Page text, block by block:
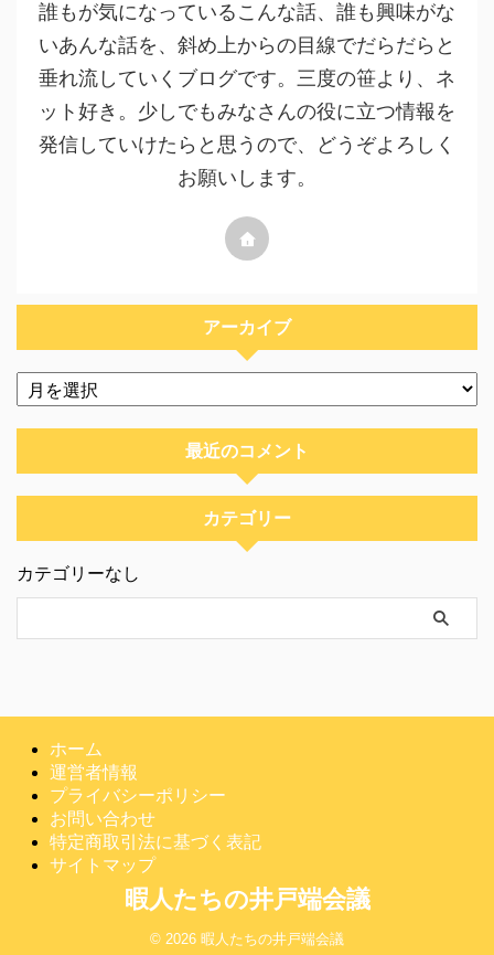
誰もが気になっているこんな話、誰も興味がな
いあんな話を、斜め上からの目線でだらだらと
垂れ流していくブログです。三度の笹より、ネ
ット好き。少しでもみなさんの役に立つ情報を
発信していけたらと思うので、どうぞよろしく
お願いします。
アーカイブ
最近のコメント
カテゴリー
カテゴリーなし
ホーム
運営者情報
プライバシーポリシー
お問い合わせ
特定商取引法に基づく表記
サイトマップ
暇人たちの井戸端会議
© 2026 暇人たちの井戸端会議